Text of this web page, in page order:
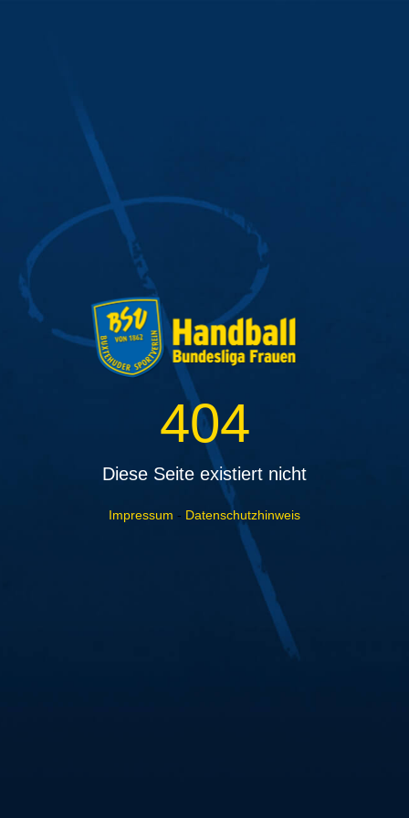
404
Diese Seite existiert nicht
Impressum - Datenschutzhinweis